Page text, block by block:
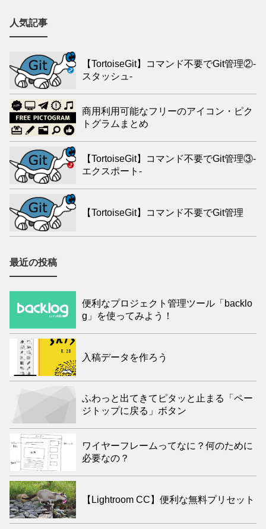
人気記事
【TortoiseGit】コマンド不要でGit管理②-
スタッシュ-
商用利用可能なフリーのアイコン・ピク
トグラムまとめ
【TortoiseGit】コマンド不要でGit管理③-
エクスポート-
【TortoiseGit】コマンド不要でGit管理
最近の投稿
便利なプロジェクト管理ツール「backlo
g」を使ってみよう！
入稿データを作ろう
ふわっと出てきてピタッと止まる「ペー
ジトップに戻る」ボタン
ワイヤーフレームってなに？何のために
必要なの？
【Lightroom CC】便利な無料プリセット